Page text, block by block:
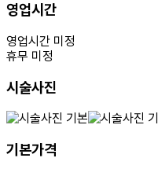
영업시간
영업시간 미정
휴무 미정
시술사진
기본가격